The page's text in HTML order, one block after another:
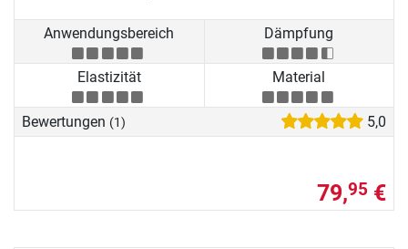
Anwendungsbereich Dämpfung
Elastizität Material
Bewertungen (1) 5,0
79,95 €